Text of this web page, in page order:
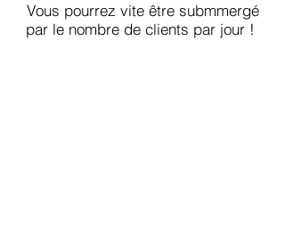
Vous pourrez vite être submmergé
par le nombre de clients par jour !